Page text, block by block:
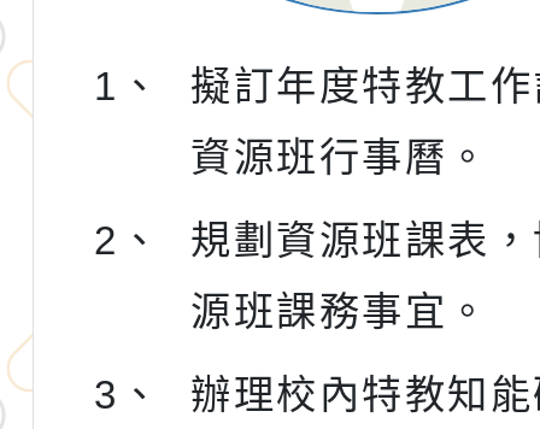
1、
擬訂年度特教工
資源班行事曆。
2、
規劃資源班課表
源班課務事宜。
3、
辦理校內特教知